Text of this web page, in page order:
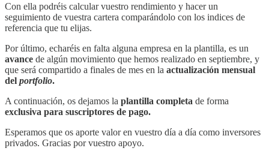
Con ella podréis calcular vuestro rendimiento y hacer un
seguimiento de vuestra cartera comparándolo con los indices de
referencia que tu elijas.
Por último, echaréis en falta alguna empresa en la plantilla, es un
avance de algún movimiento que hemos realizado en septiembre, y
que será compartido a finales de mes en la actualización mensual
del portfolio.
A continuación, os dejamos la plantilla completa de forma
exclusiva para suscriptores de pago.
Esperamos que os aporte valor en vuestro día a día como inversores
privados. Gracias por vuestro apoyo.